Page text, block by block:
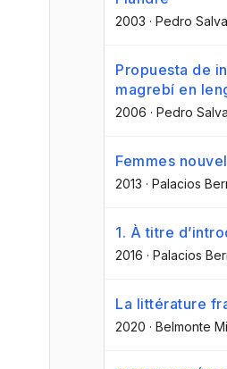
2003 · Pedro
Propuesta de
magrebí en
2006 · Pedro
Femmes
2013 · Palacios
1. À titre
2016 · Palacios
La littérature
2020 · Belmonte